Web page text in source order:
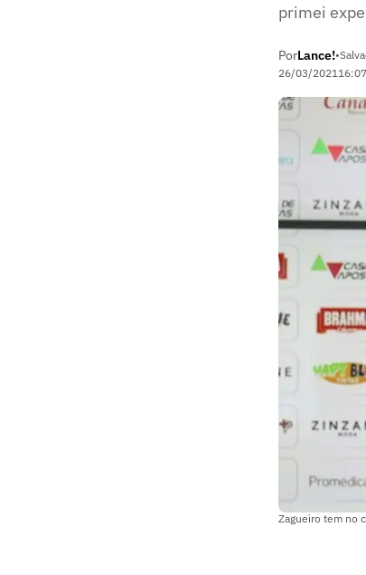
primei
PorLance!•
26/03/202116:07
Zagueiro tem no